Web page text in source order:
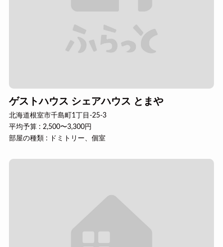
ゲストハウス シェアハウス とまや
北海道根室市千島町1丁目-25-3
平均予算 : 2,500〜3,300円
部屋の種類 : ドミトリー、個室